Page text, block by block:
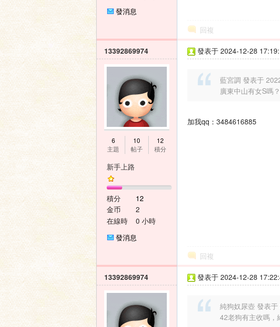
發消息
回複
13392869974
6
主題
10
帖子
12
積分
新手上路
積分
12
金币
2
在線時
0 小時
發消息
發表于 2024-12-28
藍宮調 發表于
廣東中山有女S嗎
加我qq：3484616885
回複
13392869974 發表于 2024-12-28
純狗奴尿壺 發表
42老狗有主收嗎，